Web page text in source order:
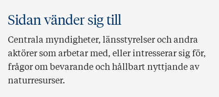
Sidan vänder sig till
Centrala myndigheter, länsstyrelser och andra
aktörer som arbetar med, eller intresserar sig för,
frågor om bevarande och hållbart nyttjande av
naturresurser.